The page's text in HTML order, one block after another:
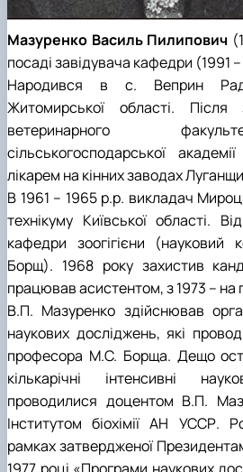
Мазуренко Василь Пилипович
посаді завідувача кафедри (1991
Народився в с. Веприн
Житомирської області.
ветеринарного
сільськогосподарської
лікарем на кінних заводах
В 1961 – 1965 p.p. викладач
технікуму Київської області.
кафедри зоогігієни
Борщ). 1968 року захистив
працював асистентом, з 1973 –
В.П. Мазуренко здійснював
наукових досліджень, які
професора М.С. Борща. Дещо
кількарічні інтенсивні
проводилися доцентом В.П.
Інститутом біохімії АН УССР.
рамках затвердженої